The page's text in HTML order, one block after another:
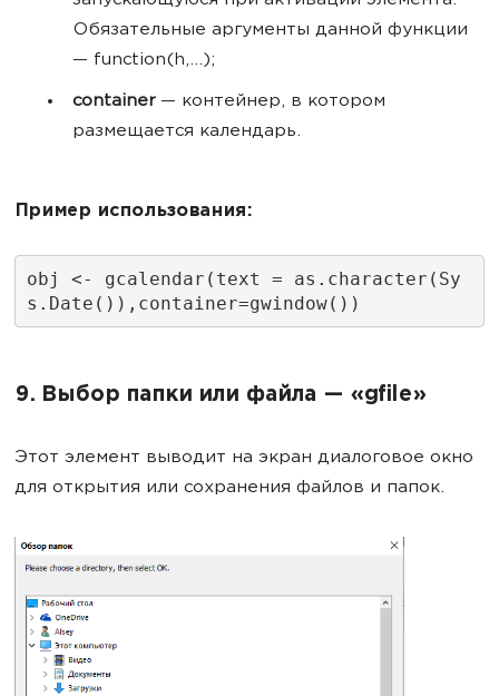
Обязательные аргументы данной функции
— function(h,...);
container— контейнер, в котором
размещается календарь.
Пример использования:
obj <- gcalendar(text = as.character(Sy
s.Date()),container=gwindow())
9. Выбор папки или файла — «gfile»
Этот элемент выводит на экран диалоговое окно
для открытия или сохранения файлов и папок.